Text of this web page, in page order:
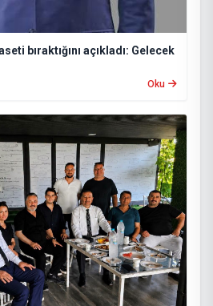
bıraktığını açıkladı: Gelecek
Oku